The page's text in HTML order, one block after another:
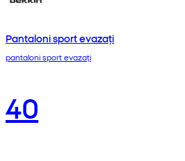
Pantaloni sport evazați
pantaloni sport evazați
40